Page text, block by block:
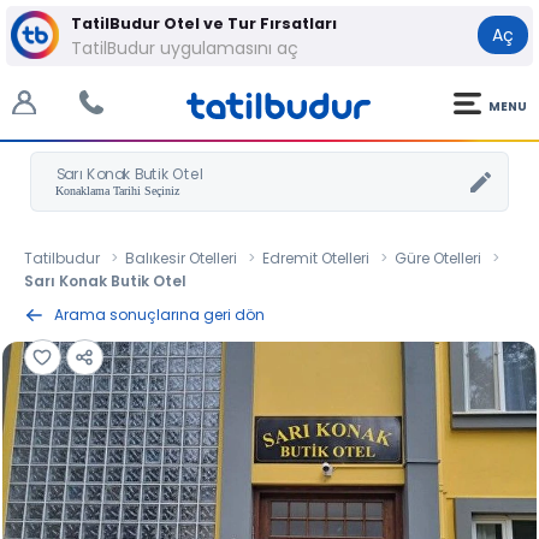
TatilBudur Otel ve Tur Fırsatları
TatilBudur uygulamasını aç
Aç
MENU
Sarı Konak Butik Otel
Tatilbudur Balıkesir Otelleri Edremit Otelleri
Güre Otelleri
Sarı Konak Butik Otel
Arama sonuçlarına geri dön